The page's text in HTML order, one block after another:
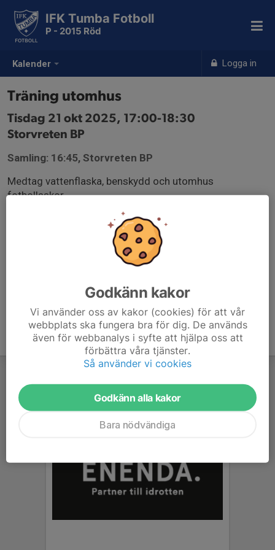
Kalender Logga in
IFK Tumba Fotboll
P - 2015 Röd
Träning utomhus
Tisdag 21 okt 2025, 17:00-18:30
Storvreten BP
Samling: 16:45, Storvreten BP
Medtag vattenflaska, benskydd och utomhus
fotbollsskor.
Godkänn kakor
Vi använder oss av kakor (cookies) för att vår
webbplats ska fungera bra för dig. De används
även för webbanalys i syfte att hjälpa oss att
förbättra våra tjänster.
Så använder vi cookies
Godkänn alla kakor
Bara nödvändiga